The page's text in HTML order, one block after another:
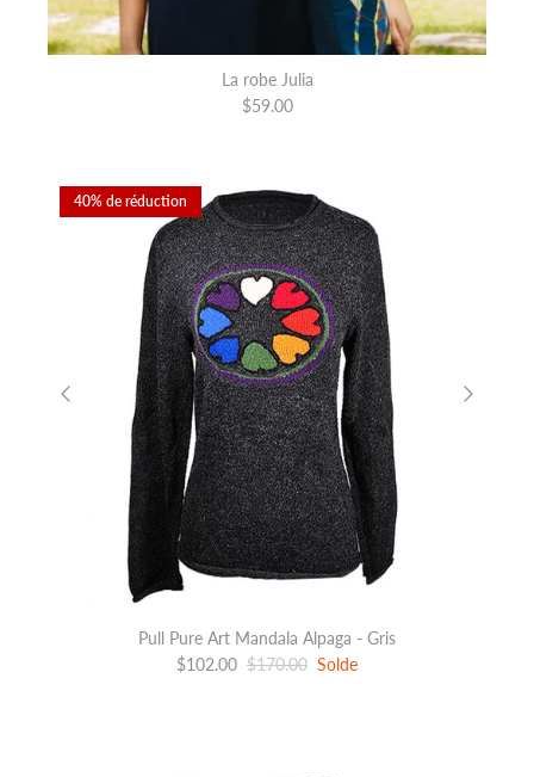
La robe Julia
$59.00
40% de réduction
Pull Pure Art Mandala Alpaga - Gris
$102.00 $170.00 Solde